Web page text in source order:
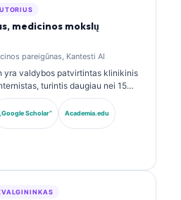
medicinos mokslų
pareigūnas, Kantesti AI
yra valdybos patvirtintas klinikinis
turintis daugiau nei 15
medicinos ir AI pagalba
analizės srityse. Būdamas
medicinos pareigūnu, jis
nuosavo neuroninio tinklo
priežiūrą. Dr. Klein yra plačiai
interpretavimo ir
laboratorinės medicinos
„Google Scholar“ Academia.edu